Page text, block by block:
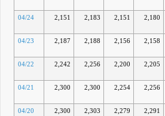
04/24
2,151 2,183 2,151 2,180
04/23
2,187 2,188 2,156 2,158
04/22 2,242 2,256 2,200 2,205
04/21 2,300 2,300 2,254 2,256
04/20 2,300 2,303 2,279 2,291